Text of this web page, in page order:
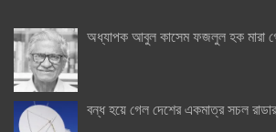
অধ্যাপক আবুল কাসেম ফজলুল হক মারা
বন্ধ হয়ে গেল দেশের একমাত্র সচল রাডার